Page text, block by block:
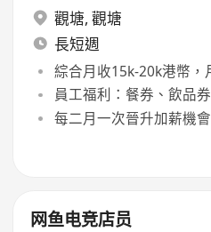
觀塘, 觀塘
長短週
綜合月收15k-20k港幣，
員工福利：餐券、飲品
每二月一次晉升加薪機會
网鱼电竞店员